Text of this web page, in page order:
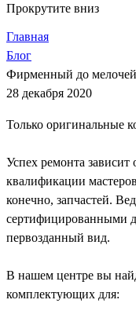
Прокрутите вниз
Главная
Блог
Фирменный до мелочей
28 декабря 2020
Только оригинальные
Успех ремонта
квалификации
конечно, запчастей.
сертифицированными
первозданный вид.
В нашем центре вы
комплектующих для: